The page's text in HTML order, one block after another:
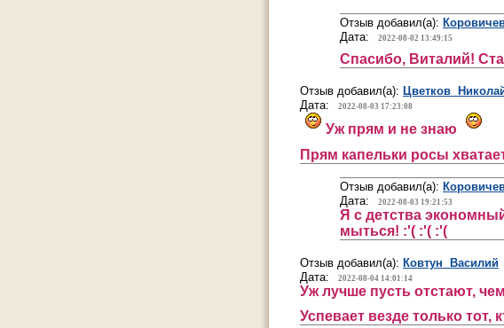
Отзыв добавил(а):
Дата:
2022-08-02 13:49:15
Спасибо, Виталий!
Отзыв добавил(а): Цветков
Дата:
2022-08-03 17:23:08
Уж прям и не знаю
Прям капельки росы
Отзыв добавил(а):
Дата:
2022-08-03 19:21:53
Я с детства
мыться! :'( :'( :'(
Отзыв добавил(а): Ковтун Василий
Дата:
2022-08-04 14:01:14
Уж лучше пусть отстают,
Успевает везде только тот,